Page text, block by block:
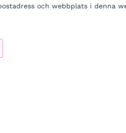
och webbplats i denna